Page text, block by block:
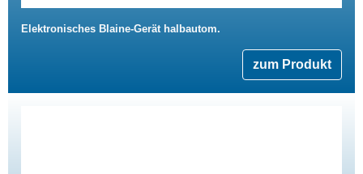
Elektronisches Blaine-Gerät halbautom.
zum Produkt